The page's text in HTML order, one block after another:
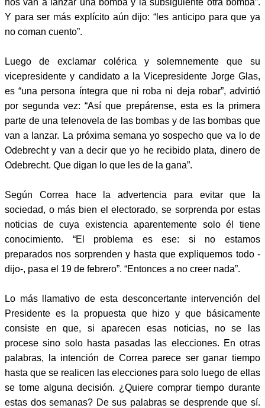
Y para ser más explícito aún dijo: “les anticipo para que ya
no coman cuento”.
Luego de exclamar colérica y solemnemente que su
vicepresidente y candidato a la Vicepresidente Jorge Glas,
es “una persona íntegra que ni roba ni deja robar”, advirtió
por segunda vez: “Así que prepárense, esta es la primera
parte de una telenovela de las bombas y de las bombas que
van a lanzar. La próxima semana yo sospecho que va lo de
Odebrecht y van a decir que yo he recibido plata, dinero de
Odebrecht. Que digan lo que les de la gana”.
Según Correa hace la advertencia para evitar que la
sociedad, o más bien el electorado, se sorprenda por estas
noticias de cuya existencia aparentemente solo él tiene
conocimiento. “El problema es ese: si no estamos
preparados nos sorprenden y hasta que expliquemos todo -
dijo-, pasa el 19 de febrero”. “Entonces a no creer nada”.
Lo más llamativo de esta desconcertante intervención del
Presidente es la propuesta que hizo y que básicamente
consiste en que, si aparecen esas noticias, no se las
procese sino solo hasta pasadas las elecciones. En otras
palabras, la intención de Correa parece ser ganar tiempo
hasta que se realicen las elecciones para solo luego de ellas
se tome alguna decisión. ¿Quiere comprar tiempo durante
estas dos semanas? De sus palabras se desprende que sí.